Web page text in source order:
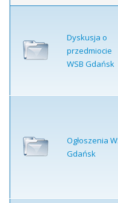
Dyskusja o
przedmiocie
WSB Gdańsk
Ogłoszenia
Gdańsk